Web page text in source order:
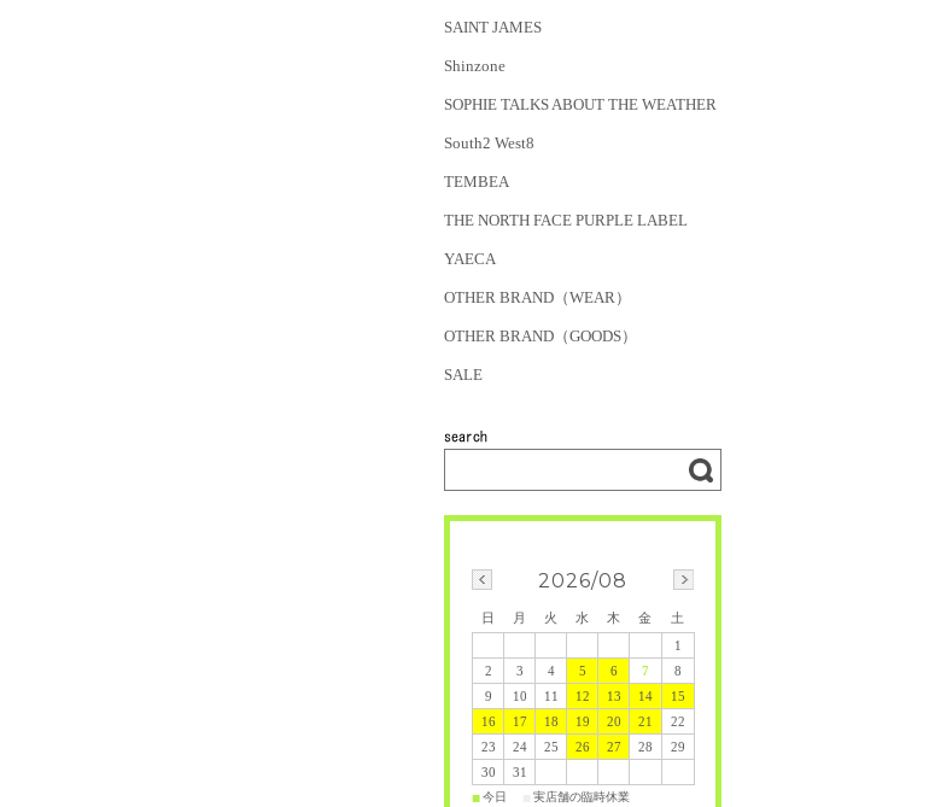
SAINT JAMES
Shinzone
SOPHIE TALKS ABOUT THE WEATHER
South2 West8
TEMBEA
THE NORTH FACE PURPLE LABEL
YAECA
OTHER BRAND（WEAR）
OTHER BRAND（GOODS）
SALE
2026/08
日 月 火 水 木 金
土
1
2
3 4 5 6 7
8
9
10 11 12 13 14
15
16
17 18 19 20 21
22
23
24 25 26 27 28
29
30
31
■今日 実店舗の臨時休業